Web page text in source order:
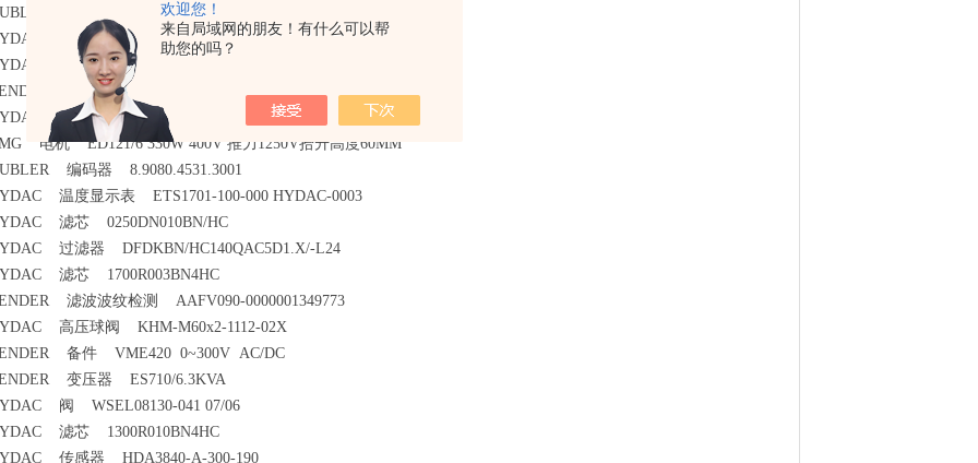
欢迎您！
来自局域网的朋友！有什么可以帮
助您的吗？
编码器 8.5810.0200028.5006
压力开关 EDS3446-1-0100-000
压力传感器 HDA 3840-A-300-124 15米
继电器 IRDH275B-435 B91065101
压力传感器 EDS-3446-2-0250-Y00
电机 ED121/6 330W 400V 推力1250V拾升高度60MM
编码器 8.9080.4531.3001
温度显示表 ETS1701-100-000 HYDAC-0003
滤芯 0250DN010BN/HC
过滤器 DFDKBN/HC140QAC5D1.X/-L24
滤芯 1700R003BN4HC
滤波波纹检测 AAFV090-0000001349773
高压球阀 KHM-M60x2-1112-02X
备件 VME420 0~300V AC/DC
变压器 ES710/6.3KVA
阀 WSEL08130-041 07/06
滤芯 1300R010BN4HC
传感器 HDA3840-A-300-190